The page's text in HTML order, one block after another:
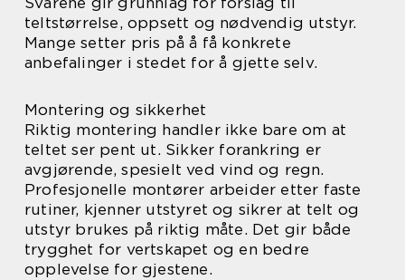
teltstørrelse, oppsett og nødvendig utstyr.
Mange setter pris på å få konkrete
anbefalinger i stedet for å gjette selv.
Montering og sikkerhet
Riktig montering handler ikke bare om at
teltet ser pent ut. Sikker forankring er
avgjørende, spesielt ved vind og regn.
Profesjonelle montører arbeider etter faste
rutiner, kjenner utstyret og sikrer at telt og
utstyr brukes på riktig måte. Det gir både
trygghet for vertskapet og en bedre
opplevelse for gjestene.